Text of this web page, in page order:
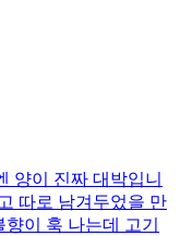
양이 진짜 대박입니
따로 남겨두었을 만
이 훅 나는데 고기